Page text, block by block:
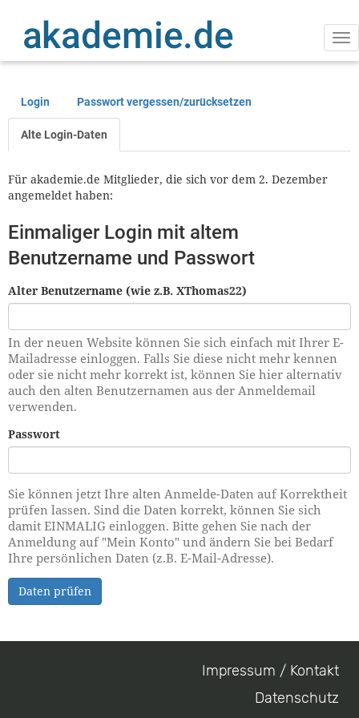
Inhalt
Primäre
Reiter
Login Passwort vergessen/zurücksetzen
Alte Login-Daten
Für akademie.de Mitglieder, die sich vor dem 2. Dezember
angemeldet haben:
Einmaliger Login mit altem
Benutzername und Passwort
Alter Benutzername (wie z.B. XThomas22)
In der neuen Website können Sie sich einfach mit Ihrer E-
Mailadresse einloggen. Falls Sie diese nicht mehr kennen
oder sie nicht mehr korrekt ist, können Sie hier alternativ
auch den alten Benutzernamen aus der Anmeldemail
verwenden.
Passwort
Sie können jetzt Ihre alten Anmelde-Daten auf Korrektheit
prüfen lassen. Sind die Daten korrekt, können Sie sich
damit EINMALIG einloggen. Bitte gehen Sie nach der
Anmeldung auf "Mein Konto" und ändern Sie bei Bedarf
Ihre persönlichen Daten (z.B. E-Mail-Adresse).
Daten prüfen
Impressum / Kontakt
Datenschutz